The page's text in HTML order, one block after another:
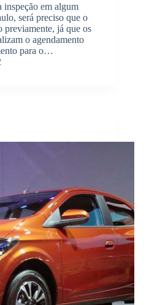
inspeção em algum
será preciso que o
previamente, já que os
o agendamento
para o…